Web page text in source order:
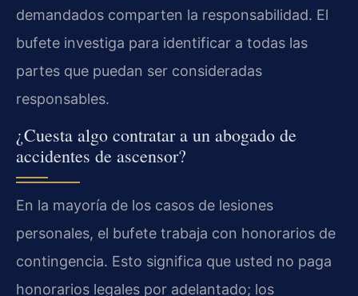
demandados comparten la responsabilidad. El
bufete investiga para identificar a todas las
partes que puedan ser consideradas
responsables.
¿Cuesta algo contratar a un abogado de
accidentes de ascensor?
En la mayoría de los casos de lesiones
personales, el bufete trabaja con honorarios de
contingencia. Esto significa que usted no paga
honorarios legales por adelantado; los